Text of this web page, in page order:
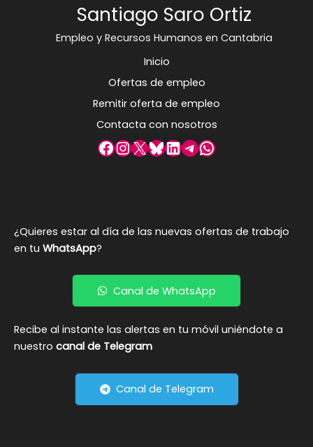
Santiago Saro Ortiz
Empleo y Recursos Humanos en Cantabria
Inicio
Ofertas de empleo
Remitir oferta de empleo
Contacta con nosotros
Facebook
Instagram
X Bluesky
LinkedIn
Telegram
WhatsApp
¿Quieres estar al día de las nuevas ofertas de trabajo
en tu WhatsApp?
Canal de WhatsApp
Recibe al instante las alertas en tu móvil uniéndote a
nuestro canal de Telegram
Canal de Telegram